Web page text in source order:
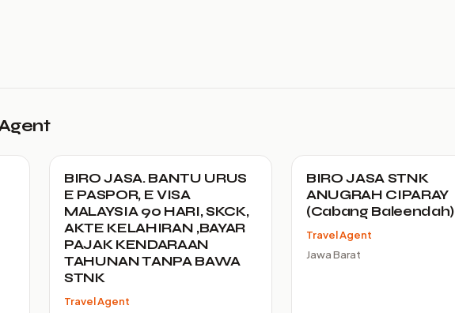
BIRO JASA. BANTU URUS
E PASPOR, E VISA
MALAYSIA 90 HARI, SKCK,
AKTE KELAHIRAN ,BAYAR
PAJAK KENDARAAN
TAHUNAN TANPA BAWA
STNK
Travel Agent
BIRO JASA STNK
ANUGRAH CIPARAY
(Cabang Baleendah)
Travel Agent
Jawa Barat